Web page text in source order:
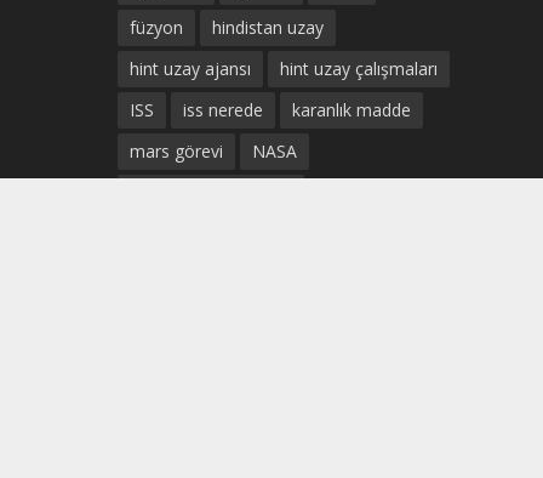
füzyon
hindistan uzay
hint uzay ajansı
hint uzay çalışmaları
ISS
iss nerede
karanlık madde
mars görevi
NASA